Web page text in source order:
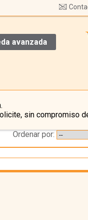
avanzada
sin compromiso
Ordenar por: